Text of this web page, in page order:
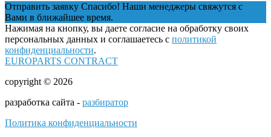
Отправить заявку Спасибо! Наши менеджеры свяжутся с
Вами в ближайшее время.
Нажимая на кнопку, вы даете согласие на обработку своих
персональных данных и соглашаетесь с политикой
конфиденциальности.
EUROPARTS CONTRACT
copyright © 2026
разработка сайта - разбиратор
Политика конфиденциальности